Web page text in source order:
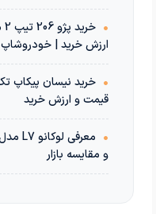
•
ارزش خرید | خودروشاپ
•
قیمت و ارزش خرید
•
و مقایسه بازار